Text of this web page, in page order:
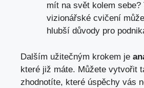
mít na svět kolem sebe?
vizionářské cvičení
hlubší důvody pro
Dalším užitečným krokem je
které již máte. Můžete vytvořit
zhodnotíte, které úspěchy vás